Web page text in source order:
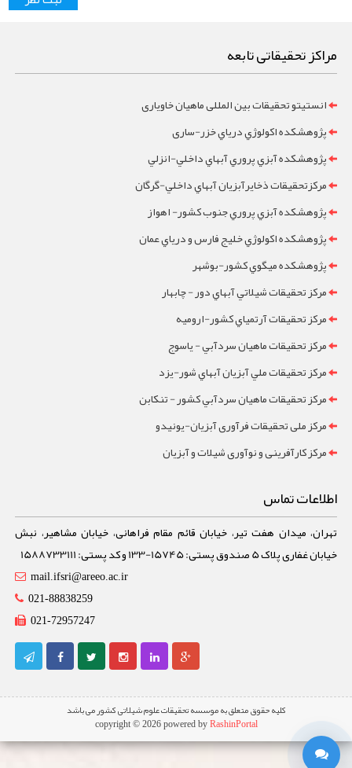
مراکز تحقیقاتی تابعه
انستیتو تحقیقات بین المللی ماهیان خاویاری
پژوهشکده اکولوژي درياي خزر-ساری
پژوهشکده آبزي پروري آبهاي داخلي-انزلي
مرکزتحقيقات ذخايرآبزيان آبهاي داخلي-گرگان
پژوهشکده آبزي پروري جنوب کشور- اهواز
پژوهشکده اکولوژي خليج فارس و درياي عمان
پژوهشکده ميگوي کشور-بوشهر
مرکز تحقيقات شيلاتي آبهاي دور - چابهار
مرکز تحقيقات آرتمياي کشور-ارومیه
مرکز تحقيقات ماهيان سردآبي - ياسوج
مرکز تحقيقات ملي آبزيان آبهاي شور-یزد
مرکز تحقيقات ماهيان سردآبي کشور - تنکابن
مرکز ملی تحقیقات فرآوری آبزیان-یونیدو
مرکز کارآفرینی و نوآوری شیلات و آبزیان
اطلاعات تماس
تهران، میدان هفت تیر، خیابان قائم مقام فراهانی، خیابان مشاهیر، نبش
خیابان غفاری پلاک 5 صندوق پستی: 15745-133 و کد پستی: 1588733111
mail.ifsri@areeo.ac.ir
021-88838259
021-72957247
کلیه حقوق متعلق به موسسه تحقیقات علوم شیلاتی کشور می باشد
copyright © 2026 powered by RashinPortal